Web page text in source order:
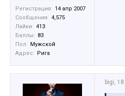
Регистрация: 14 апр 2007
Сообщения: 4,575
Лайки: 413
Баллы: 83
Пол: Мужской
Адрес: Рига
bigi